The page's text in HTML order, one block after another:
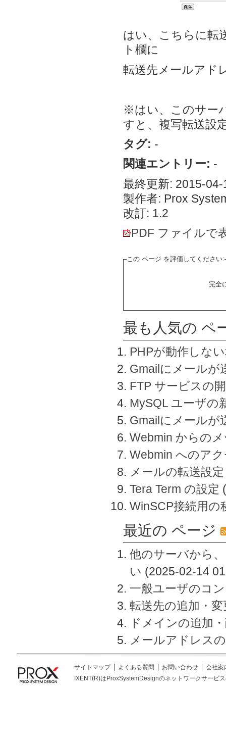
はい、こちらに転
ト欄に
転送先メールアド
※はい、このサー
すと、複写転送設
タグ: -
関連エントリー: -
最終更新: 2015-
製作者: Prox
改訂: 1.2
PDF ファイルで
この ページ を評価してください:
完全
最も人気の ペ
PHPが動作しな
Gmailにメールが
FTP サービスの
MySQL ユーザの
Gmailにメールが
Webmin からの
Webmin へのア
メールの転送設定
Tera Term の設定
WinSCP接続用の
最近の ページ
他のサーバから
い (2025-02-14
一般ユーザのコ
転送先の追加・
ドメインの追加
メールアドレス
サイトマップ よくある質問 お問い合わせ
会社案
IXENT(R)はProxSystemDesignのネットワークサービ